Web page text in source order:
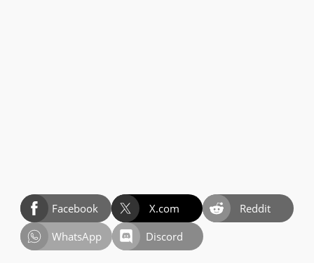
Facebook X.com
Reddit
WhatsApp
Discord